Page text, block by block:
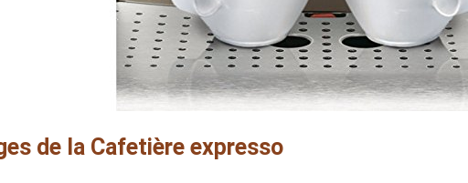
de la Cafetière expresso